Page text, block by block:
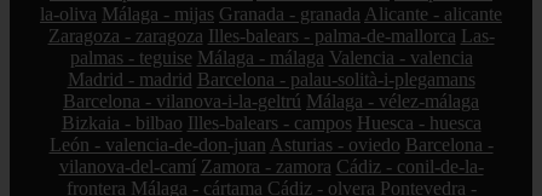
la-oliva Málaga - mijas Granada - granada Alicante - alicante
Zaragoza - zaragoza Illes-balears - palma-de-mallorca Las-
palmas - teguise Málaga - málaga Valencia - valencia
Madrid - madrid Barcelona - palau-solità-i-plegamans
Barcelona - vilanova-i-la-geltrú Málaga - vélez-málaga
Bizkaia - bilbao Illes-balears - campos Huesca - huesca
León - valencia-de-don-juan Asturias - oviedo Barcelona -
vilanova-del-camí Zamora - zamora Cádiz - conil-de-la-
frontera Málaga - cártama Cádiz - olvera Pontevedra -